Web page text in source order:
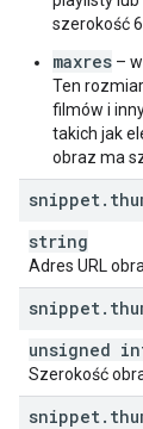
"
"
"
"
"
},
"
"
"
"
"
},
"
"
},
"player
"
szerokość
maxres –
Ten
filmów i
takich jak
obraz ma
snippet.
string
Adres URL
snippet.
unsigned
Szerokość
snippet.